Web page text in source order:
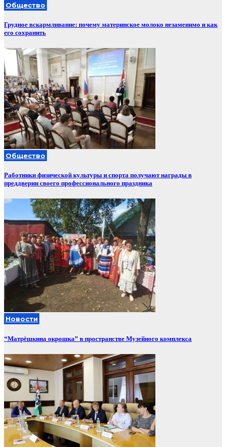
Общество
Грудное вскармливание: почему материнское молоко незаменимо и как
его сохранить
Общество
Работники физической культуры и спорта получают награды в
преддверии своего профессионального праздника
Новости
“Матрёшкина окрошка” в пространстве Музейного комплекса